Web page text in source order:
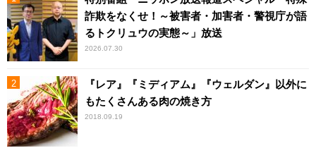
詐欺をなくせ！～被害者・加害者・警視庁が語
るトクリュウの実態～」放送
2026.07.30
『レア』『ミディアム』『ウェルダン』以外に
もたくさんある肉の焼き方
2018.09.19